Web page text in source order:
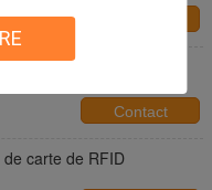
RFID
Contact
carte de RFID